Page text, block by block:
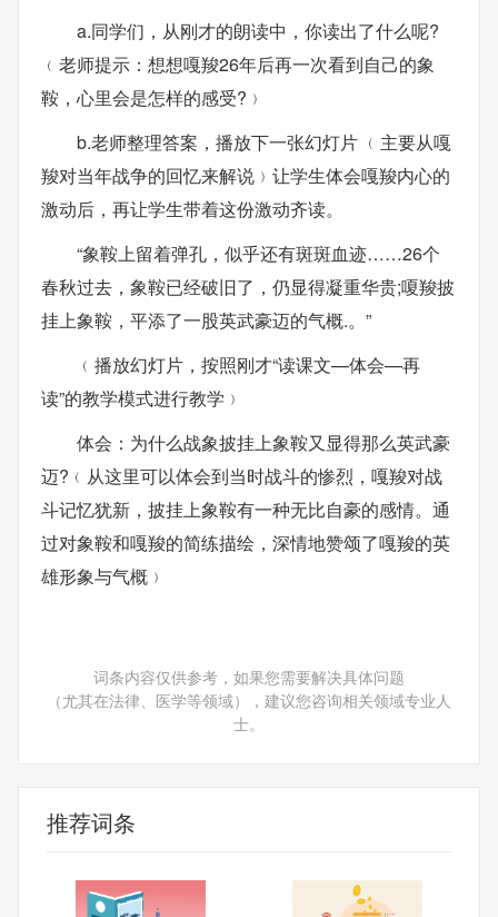
a.同学们，从刚才的朗读中，你读出了什么呢?
﹙老师提示：想想嘎羧26年后再一次看到自己的象
鞍，心里会是怎样的感受?﹚
b.老师整理答案，播放下一张幻灯片 ﹙主要从嘎
羧对当年战争的回忆来解说﹚让学生体会嘎羧内心的
激动后，再让学生带着这份激动齐读。
“象鞍上留着弹孔，似乎还有斑斑血迹……26个
春秋过去，象鞍已经破旧了，仍显得凝重华贵;嗄羧披
挂上象鞍，平添了一股英武豪迈的气概.。”
﹙播放幻灯片，按照刚才“读课文—体会—再
读”的教学模式进行教学﹚
体会：为什么战象披挂上象鞍又显得那么英武豪
迈?﹙从这里可以体会到当时战斗的惨烈，嘎羧对战
斗记忆犹新，披挂上象鞍有一种无比自豪的感情。通
过对象鞍和嘎羧的简练描绘，深情地赞颂了嘎羧的英
雄形象与气概﹚
词条内容仅供参考，如果您需要解决具体问题
（尤其在法律、医学等领域），建议您咨询相关领域专业人
士。
推荐词条